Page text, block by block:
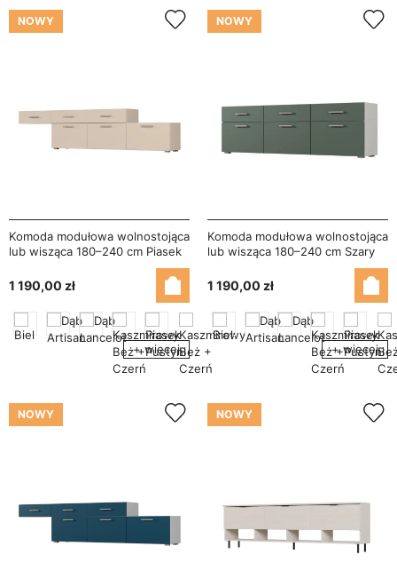
NOWY
Komoda modułowa wolnostojąca
lub wisząca 180–240 cm Piasek
1 190,00 zł
+ więcej
NOWY
Komoda modułowa wolnostojąca
lub wisząca 180–240 cm Szary
Jasny / Zieleń Butelkowa – Multi
Smart
1 190,00 zł
+ więcej
NOWY NOWY